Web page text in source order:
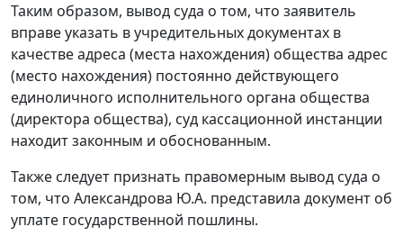
Таким образом, вывод суда о том, что заявитель
вправе указать в учредительных документах в
качестве адреса (места нахождения) общества адрес
(место нахождения) постоянно действующего
единоличного исполнительного органа общества
(директора общества), суд кассационной инстанции
находит законным и обоснованным.
Также следует признать правомерным вывод суда о
том, что Александрова Ю.А. представила документ об
уплате государственной пошлины.